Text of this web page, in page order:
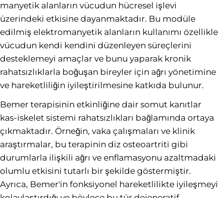
manyetik alanların vücudun hücresel işlevi
üzerindeki etkisine dayanmaktadır. Bu modüle
edilmiş elektromanyetik alanların kullanımı özellikle
vücudun kendi kendini düzenleyen süreçlerini
desteklemeyi amaçlar ve bunu yaparak kronik
rahatsızlıklarla boğuşan bireyler için ağrı yönetimine
ve hareketliliğin iyileştirilmesine katkıda bulunur.
Bemer terapisinin etkinliğine dair somut kanıtlar
kas-iskelet sistemi rahatsızlıkları bağlamında ortaya
çıkmaktadır. Örneğin, vaka çalışmaları ve klinik
araştırmalar, bu terapinin diz osteoartriti gibi
durumlarla ilişkili ağrı ve enflamasyonu azaltmadaki
olumlu etkisini tutarlı bir şekilde göstermiştir.
Ayrıca, Bemer'in fonksiyonel hareketlilikte iyileşmeyi